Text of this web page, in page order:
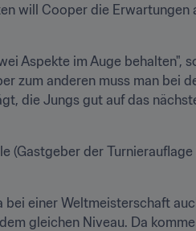
will Cooper die Erwartungen
Aspekte im Auge behalten",
zum anderen muss man bei
die Jungs gut auf das
(Gastgeber der
einer Weltmeisterschaft
gleichen Niveau. Da